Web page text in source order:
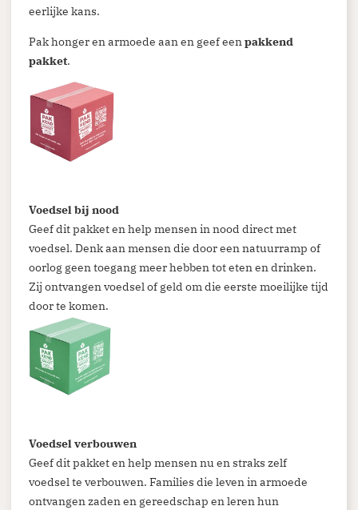
eerlijke kans.
Pak honger en armoede aan en geef eenpakkend
pakket.
Voedsel bij nood
Geef dit pakket en help mensen in nood direct met
voedsel. Denk aan mensen die door een natuurramp of
oorlog geen toegang meer hebben tot eten en drinken.
Zij ontvangen voedsel of geld om die eerste moeilijke tijd
door te komen.
Voedsel verbouwen
Geef dit pakket en help mensen nu en straks zelf
voedsel te verbouwen. Families die leven in armoede
ontvangen zaden en gereedschap en leren hun